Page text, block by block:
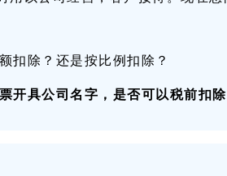
扣除？还是按比例扣除？
开具公司名字，是否可以税前扣除